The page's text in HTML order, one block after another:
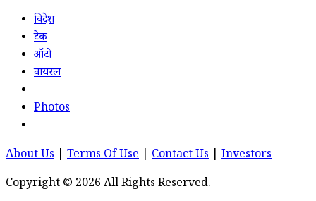
विदेश
टेक
ऑटो
वायरल
Photos
About Us Terms Of Use Contact Us
Investors
Copyright © 2026 All Rights Reserved.